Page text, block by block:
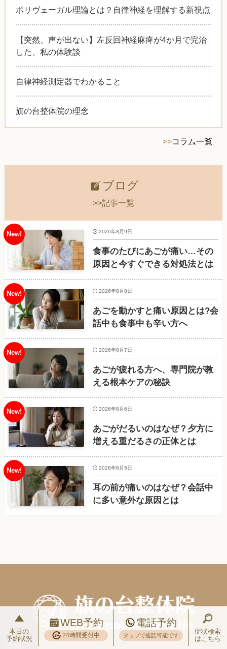
ポリヴェーガル理論とは？自律神経を理解する新視点
【突然、声が出ない】左反回神経麻痺が4か月で完治
した、私の体験談
自律神経測定器でわかること
旗の台整体院の理念
>>コラム一覧
ブログ
>>記事一覧
食事のたびにあごが痛い…その
原因と今すぐできる対処法とは
2026年8月9日
あごを動かすと痛い原因とは?会
話中も食事中も辛い方へ
2026年8月8日
あごが疲れる方へ、専門院が教
える根本ケアの秘訣
2026年8月7日
あごがだるいのはなぜ？夕方に
増える重だるさの正体とは
2026年8月6日
耳の前が痛いのはなぜ？会話中
に多い意外な原因とは
2026年8月5日
本日の
予約状況
WEB予約
24時間受付中
電話予約
タップで通話可能です
症状検索
はこちら